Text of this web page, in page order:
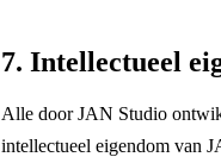
7. Intellectueel
Alle door JAN Studio
intellectueel eigendom van